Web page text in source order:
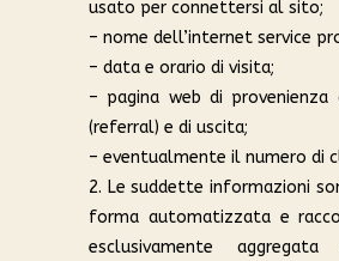
usato per connettersi al sito;
– nome dell’internet service
– data e orario di visita;
– pagina web di
(referral) e di uscita;
– eventualmente il numero di
2. Le suddette informazioni
forma automatizzata e
esclusivamente